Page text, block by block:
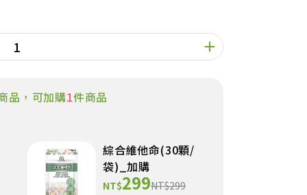
品，可加購1件商品
綜合維他命(30顆/
袋)_加購
NT$299NT$299